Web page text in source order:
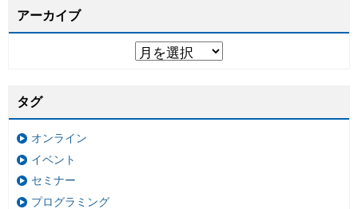
アーカイブ
タグ
オンライン
イベント
セミナー
プログラミング